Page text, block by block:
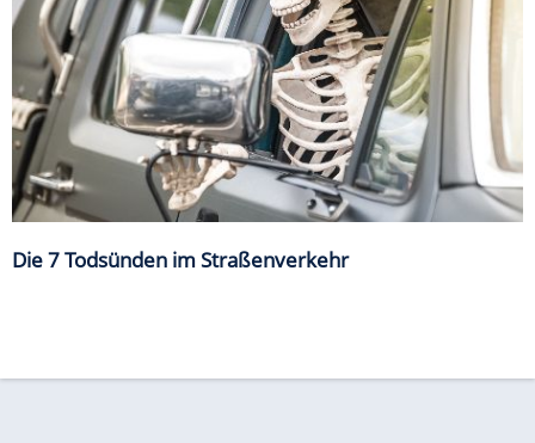
Die 7 Todsünden im Straßenverkehr